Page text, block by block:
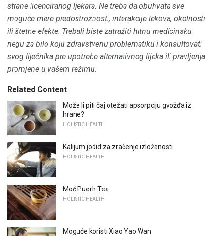
strane licenciranog ljekara. Ne treba da obuhvata sve
moguće mere predostrožnosti, interakcije lekova, okolnosti
ili štetne efekte. Trebali biste zatražiti hitnu medicinsku
negu za bilo koju zdravstvenu problematiku i konsultovati
svog liječnika pre upotrebe alternativnog lijeka ili pravljenja
promjene u vašem režimu.
Related Content
Može li piti čaj otežati apsorpciju gvožđa iz
hrane?
HOLISTIC HEALTH
Kalijum jodid za zračenje izloženosti
HOLISTIC HEALTH
Moć Puerh Tea
HOLISTIC HEALTH
Moguće koristi Xiao Yao Wan